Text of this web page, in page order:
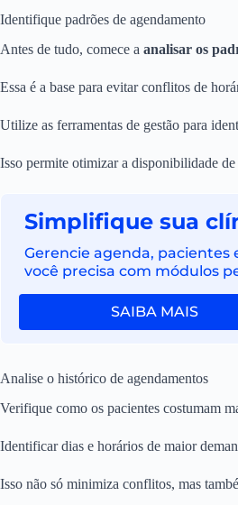
Identifique padrões de agendamento
Antes de tudo, comece a analisar os
Essa é a base para evitar conflitos de
Utilize as ferramentas de gestão para
Isso permite otimizar a disponibilidade
Simplifique sua
Gerencie agenda,
você precisa com módulos
SAIBA MAIS
Analise o histórico de agendamentos
Verifique como os pacientes costumam
Identificar dias e horários de maior
Isso não só minimiza conflitos, mas